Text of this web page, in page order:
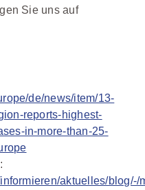
Sie uns auf
de/news/item/13-
reports-highest-
in-more-than-25-
aktuelles/blog/-/